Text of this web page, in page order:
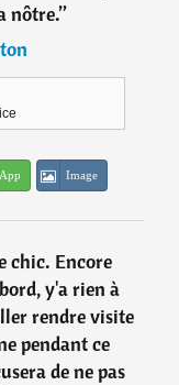
nôtre.”
Image
chic. Encore
y'a rien à
rendre visite
pendant ce
de ne pas